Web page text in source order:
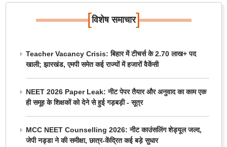
[विशेष समाचार]
Teacher Vacancy Crisis: बिहार में टीचर्स के 2.70 लाख+ पद
खाली; झारखंड, एमपी समेत कई राज्यों में हजारों वैकेंसी
NEET 2026 Paper Leak: नीट पेपर तैयार और अनुवाद का काम एक
ही समूह के शिक्षकों को देने से हुई गड़बड़ी - सूत्र
MCC NEET Counselling 2026: नीट काउंसलिंग शेड्यूल जल्द,
जेपी नड्डा ने की समीक्षा, छात्र-केंद्रित कई बड़े सुधार